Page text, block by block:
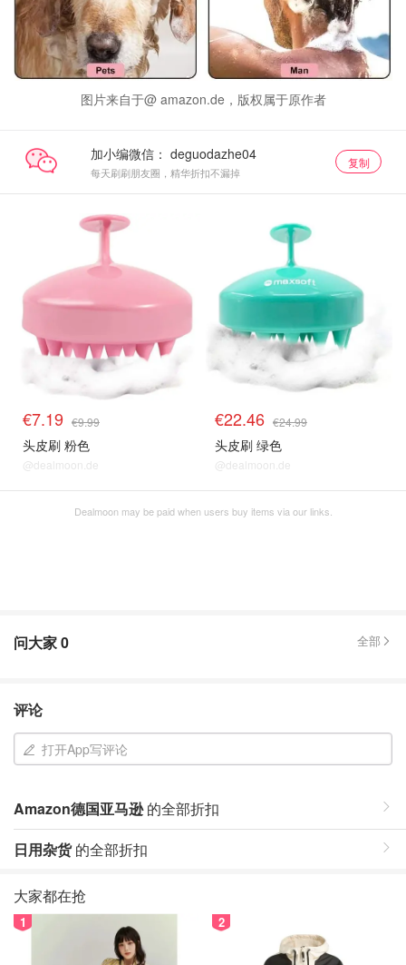
图片来自于@ amazon.de，版权属于原作者
加小编微信：
每天刷刷朋友圈，精华折扣不漏掉
复制
€7.19 €9.99
头皮刷 粉色
@dealmoon.de
€22.46 €24.99
头皮刷 绿色
@dealmoon.de
Dealmoon may be paid when users buy items via our links.
问大家0 全部
评论
打开App写评论
Amazon德国亚马逊的全部折扣
日用杂货的全部折扣
大家都在抢
1 2